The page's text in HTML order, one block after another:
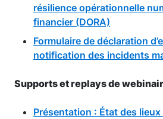
résilience opérationnelle
financier (DORA)
Formulaire de déclaration
notification des incidents
Supports et replays de
Présentation : État des